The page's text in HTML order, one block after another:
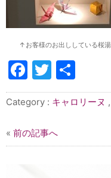
↑お客様のお出ししている桜湯
Facebook
Twitter
有
Category : キャロリーヌ ,
« 前の記事へ